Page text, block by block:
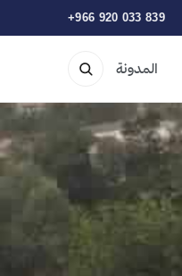
+966 920 033 839
المدونة